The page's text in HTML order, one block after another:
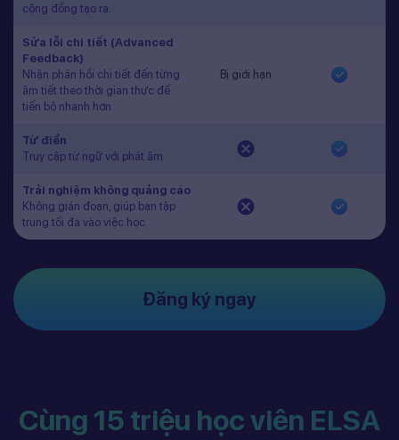
cộng đồng tạo ra.
Sửa lỗi chi tiết (Advanced
Feedback)
Nhận phản hồi chi tiết đến từng
âm tiết theo thời gian thực để
tiến bộ nhanh hơn.
Bị giới hạn
Từ điển
Truy cập từ ngữ với phát âm
Trải nghiệm không quảng cáo
Không gián đoạn, giúp bạn tập
trung tối đa vào việc học.
Đăng ký ngay
Cùng 15 triệu học viên ELSA